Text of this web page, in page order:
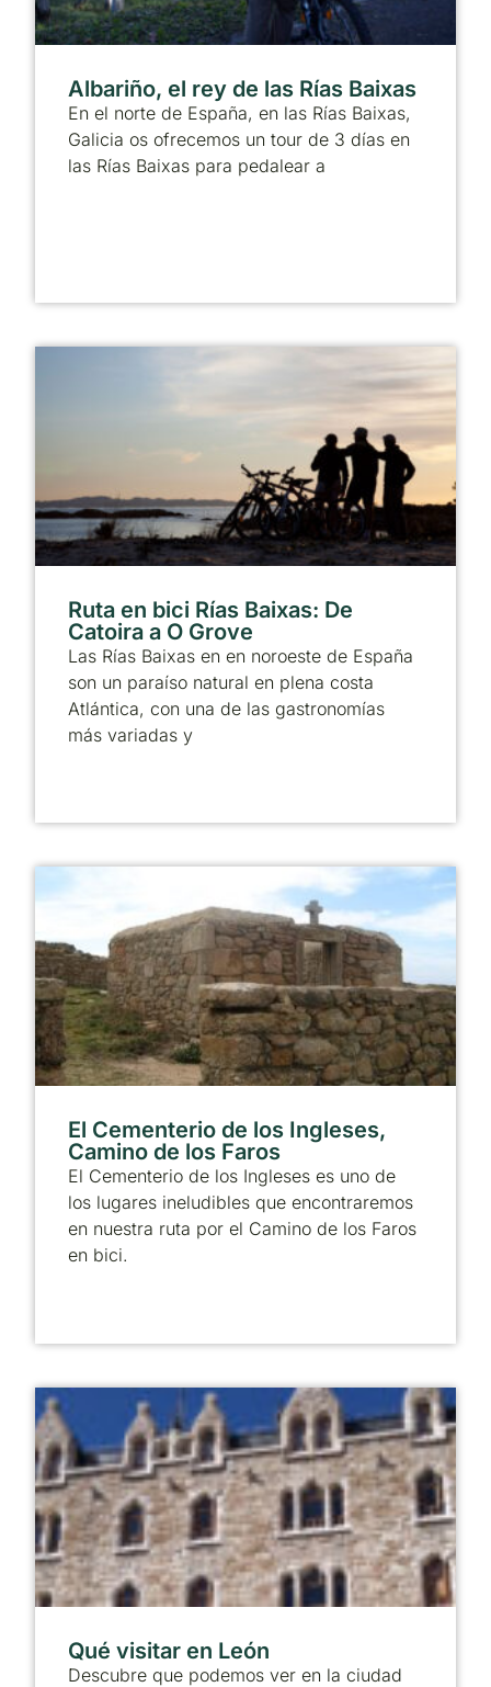
Albariño, el rey de las Rías Baixas
En el norte de España, en las Rías Baixas,
Galicia os ofrecemos un tour de 3 días en
las Rías Baixas para pedalear a
Ruta en bici Rías Baixas: De
Catoira a O Grove
Las Rías Baixas en en noroeste de España
son un paraíso natural en plena costa
Atlántica, con una de las gastronomías
más variadas y
El Cementerio de los Ingleses,
Camino de los Faros
El Cementerio de los Ingleses es uno de
los lugares ineludibles que encontraremos
en nuestra ruta por el Camino de los Faros
en bici.
Qué visitar en León
Descubre que podemos ver en la ciudad